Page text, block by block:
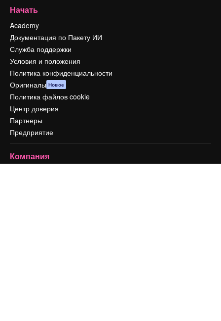
Начать
Academy
Документация по Пакету ИИ
Служба поддержки
Условия и положения
Политика конфиденциальности
Оригиналы Новое
Политика файлов cookie
Центр доверия
Партнеры
Предприятие
Компания